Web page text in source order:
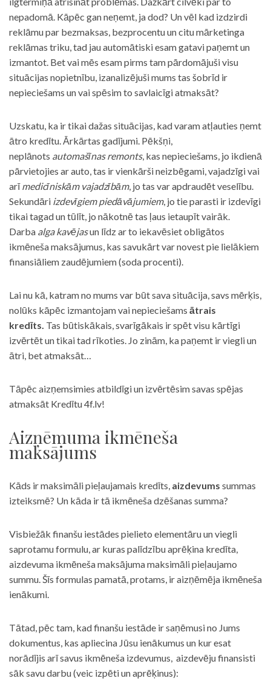
nepadomā. Kāpēc gan neņemt, ja dod? Un vēl kad izdzirdi
reklāmu par bezmaksas, bezprocentu un citu mārketinga
reklāmas triku, tad jau automātiski esam gatavi paņemt un
izmantot. Bet vai mēs esam pirms tam pārdomājuši visu
situācijas nopietnību, izanalizējuši mums tas šobrīd ir
nepieciešams un vai spēsim to savlaicīgi atmaksāt?
Uzskatu, ka ir tikai dažas situācijas, kad varam atļauties ņemt
ātro kredītu. Ārkārtas gadījumi. Pēkšņi,
neplānots automašīnas remonts, kas nepieciešams, jo ikdienā
pārvietojies ar auto, tas ir vienkārši neizbēgami, vajadzīgi vai
arīmedicīniskām vajadzībām, jo tas var apdraudēt veselību.
Sekundāri izdevīgiem piedāvājumiem, jo tie parasti ir izdevīgi
tikai tagad un tūlīt, jo nākotnē tas ļaus ietaupīt vairāk.
Darba alga kavējasun līdz ar to iekavēsiet obligātos
ikmēneša maksājumus, kas savukārt var novest pie lielākiem
finansiāliem zaudējumiem (soda procenti).
Lai nu kā, katram no mums var būt sava situācija, savs mērķis,
nolūks kāpēc izmantojam vai nepieciešams ātrais
kredīts. Tas būtiskākais, svarīgākais ir spēt visu kārtīgi
izvērtēt un tikai tad rīkoties. Jo zinām, ka paņemt ir viegli un
ātri, bet atmaksāt…
Tāpēc aizņemsimies atbildīgi un izvērtēsim savas spējas
atmaksāt Kredītu 4f.lv!
Aizņēmuma ikmēneša
maksājums
Kāds ir maksimāli pieļaujamais kredīts, aizdevums summas
izteiksmē? Un kāda ir tā ikmēneša dzēšanas summa?
Visbiežāk finanšu iestādes pielieto elementāru un viegli
saprotamu formulu, ar kuras palīdzību aprēķina kredīta,
aizdevuma ikmēneša maksājuma maksimāli pieļaujamo
summu. Šīs formulas pamatā, protams, ir aizņēmēja ikmēneša
ienākumi.
Tātad, pēc tam, kad finanšu iestāde ir saņēmusi no Jums
dokumentus, kas apliecina Jūsu ienākumus un kur esat
norādījis arī savus ikmēneša izdevumus, aizdevēju finansisti
sāk savu darbu (veic izpēti un aprēķinus):